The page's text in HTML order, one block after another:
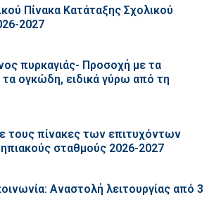
Πίνακα Κατάταξης Σχολικού
2027
πυρκαγιάς- Προσοχή με τα
τα ογκώδη, ειδικά γύρω από τη
τους πίνακες των επιτυχόντων
σταθμούς 2026-2027
Αναστολή λειτουργίας από 3